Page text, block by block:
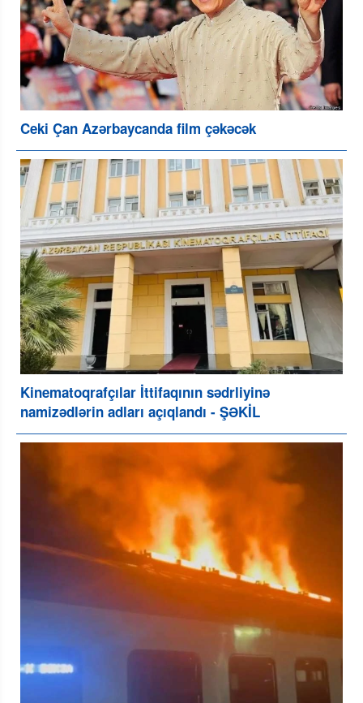
Ceki Çan Azərbaycanda film çəkəcək
Kinematoqrafçılar İttifaqının sədrliyinə
namizədlərin adları açıqlandı - ŞƏKİL